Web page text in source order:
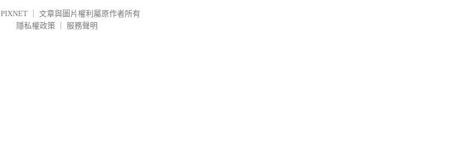
PIXNET
文章與圖片權利屬原作者所有
隱私權政策
服務聲明